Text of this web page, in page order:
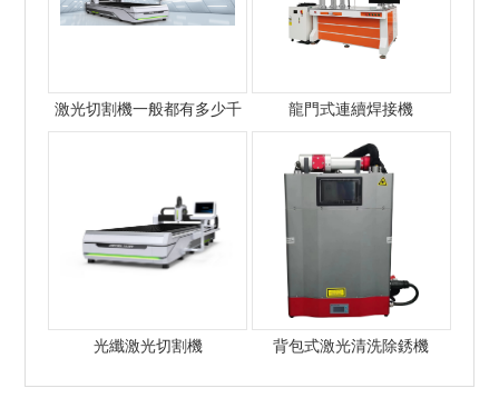
激光切割機一般都有多少千
龍門式連續焊接機
光纖激光切割機 背包式激光清洗除銹機